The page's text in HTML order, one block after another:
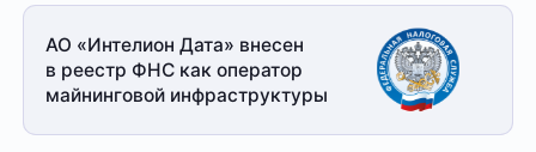
АО «Интелион Дата» внесен
в реестр ФНС как оператор
майнинговой инфраструктуры